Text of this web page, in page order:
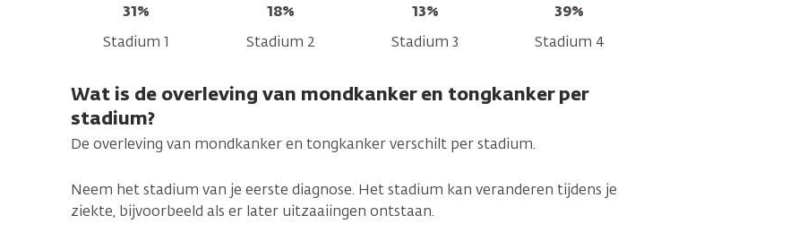
31%
Stadium 1
18%
Stadium 2
13%
Stadium 3
39%
Stadium 4
Wat is de overleving van mondkanker en tongkanker per
stadium?
De overleving van mondkanker en tongkanker verschilt per stadium.
Neem het stadium van je eerste diagnose. Het stadium kan veranderen tijdens je
ziekte, bijvoorbeeld als er later uitzaaiingen ontstaan.